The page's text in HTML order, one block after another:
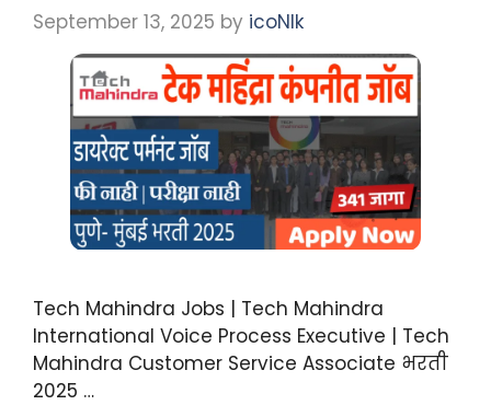
September 13, 2025 by icoNIk
Tech Mahindra Jobs | Tech Mahindra
International Voice Process Executive | Tech
Mahindra Customer Service Associate भरती
2025 …